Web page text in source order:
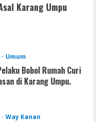
Pre-DVDRip
Crack exe [Full] x64
Karang Umpu
Umum
Bobol Rumah Curi
di Karang Umpu.
Way Kanan